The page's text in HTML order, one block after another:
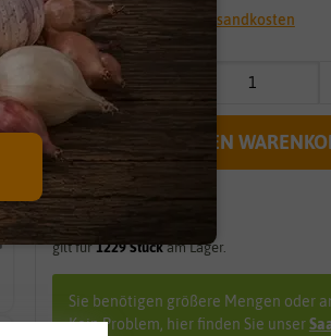
* inkl. 7% MwSt. zzgl. Versandkosten
IN DEN
sofort lieferbar
gilt für1229Stückam Lager.
Sie benötigen größere Mengen oder
Kein Problem, hier finden Sie unser